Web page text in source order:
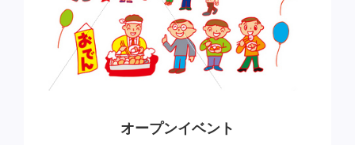
オープンイベント